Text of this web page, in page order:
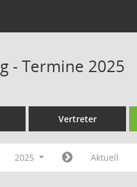
- Termine 2025
Vertreter
2025 Aktuell